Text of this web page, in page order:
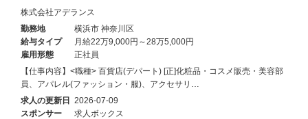
株式会社アデランス
勤務地
横浜市 神奈川区
給与タイプ
月給22万9,000円～28万5,000円
雇用形態
正社員
【仕事内容】<職種> 百貨店(デパート) [正]化粧品・コスメ販売・美容部
員、アパレル(ファッション・服)、アクセサリ…
求人の更新日 2026-07-09
スポンサー
求人ボックス